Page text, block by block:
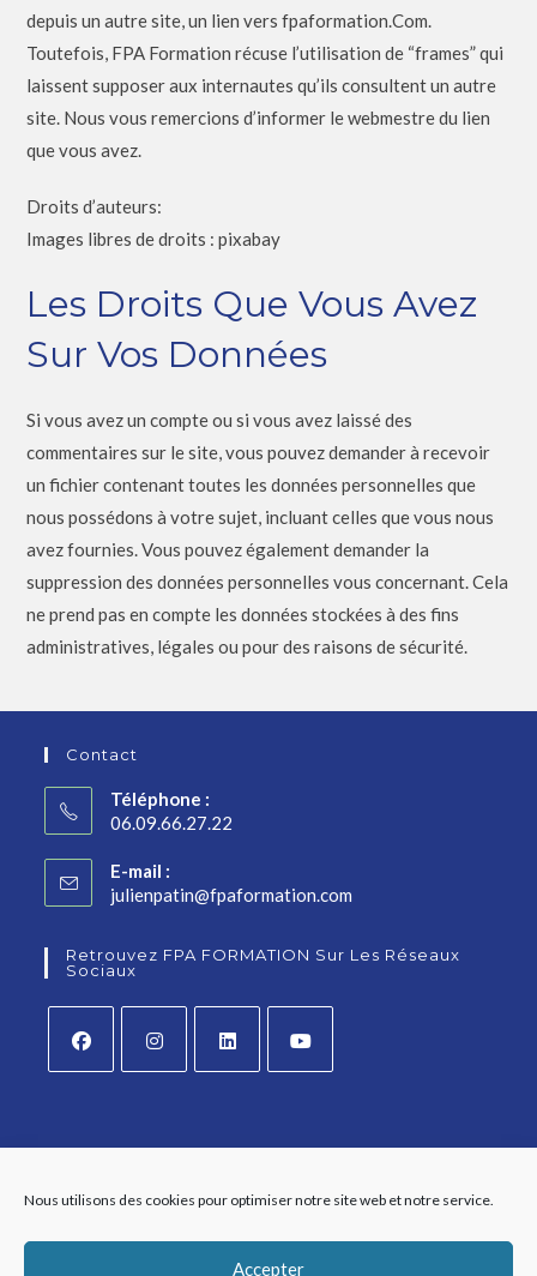
Nous utilisons des cookies pour optimiser notre site web et notre service.
Accepter
depuis un autre site, un lien vers fpaformation.Com.
Toutefois, FPA Formation récuse l’utilisation de “frames” qui
laissent supposer aux internautes qu’ils consultent un autre
site. Nous vous remercions d’informer le webmestre du lien
que vous avez.
Droits d’auteurs:
Images libres de droits : pixabay
Les Droits Que Vous Avez
Sur Vos Données
Si vous avez un compte ou si vous avez laissé des
commentaires sur le site, vous pouvez demander à recevoir
un fichier contenant toutes les données personnelles que
nous possédons à votre sujet, incluant celles que vous nous
avez fournies. Vous pouvez également demander la
suppression des données personnelles vous concernant. Cela
ne prend pas en compte les données stockées à des fins
administratives, légales ou pour des raisons de sécurité.
Contact
Téléphone :
06.09.66.27.22
E-mail :
julienpatin@fpaformation.com
Retrouvez FPA FORMATION Sur Les Réseaux
Sociaux